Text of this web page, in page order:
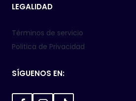
LEGALIDAD
Términos de servicio
Politica de Privacidad
SÍGUENOS EN: